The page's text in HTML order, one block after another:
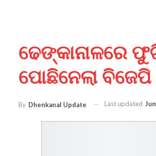
ଢେଙ୍କାନାଳରେ
ପୋଛିନେଲା ବିଜେପି
By Dhenkanal Update Last updated